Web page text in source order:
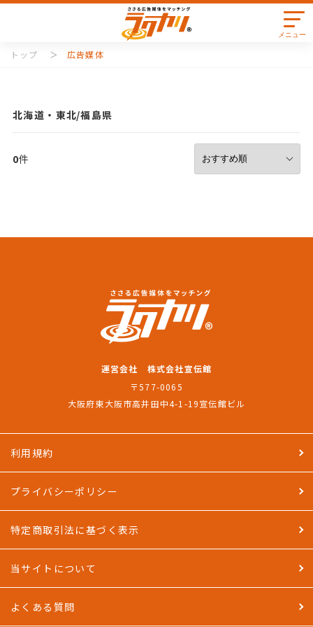
メニュー
トップ 広告媒体
北海道・東北 福島県
0件
利用規約
プライバシーポリシー
特定商取引法に基づく表示
当サイトについて
よくある質問
運営会社 株式会社宣伝館
〒577-0065
大阪府東大阪市高井田中4-1-19宣伝館ビル